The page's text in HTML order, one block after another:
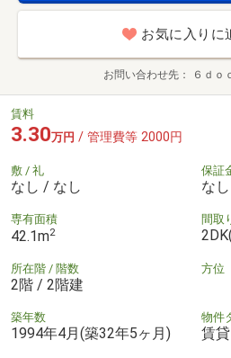
お気に入りに
お問い合わせ先 ６ｄｏ
賃料
3.30万円 / 管理費等 2000円
敷 / 礼
なし / なし
保証
なし
専有面積
42.1m2
間取
所在階 / 階数
2階 / 2階建
方位
築年数
1994年4月(築32年5ヶ月)
物件
賃